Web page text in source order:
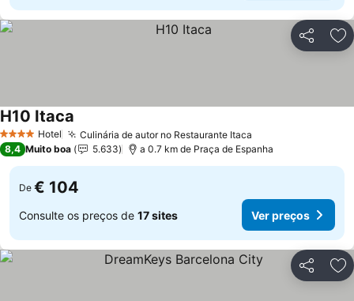
Partilhar
4 EstrelasHotel Culinária de autor no Restaurante Itaca
H10 Itaca
8,4 Muito boa 5.633 a 0.7 km de Praça de Espanha
De € 104
Consulte os preços de 17 sites Ver preços
Partilhar